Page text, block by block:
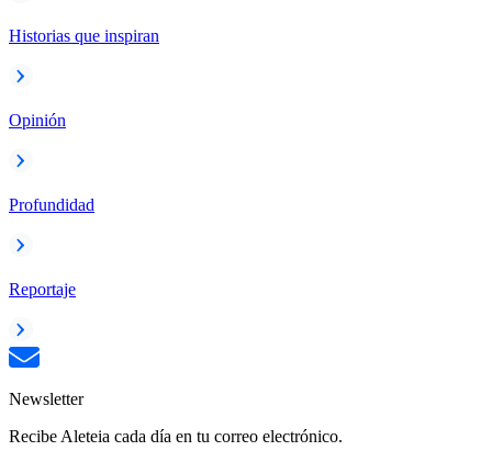
Historias que inspiran
Opinión
Profundidad
Reportaje
Newsletter
Recibe Aleteia cada día en tu correo electrónico.